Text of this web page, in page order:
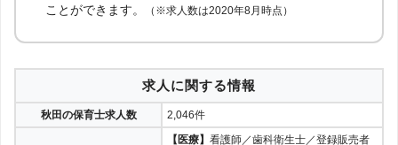
ユメックスネット 11件
21 マイナビ保育士 4件
ことができます。
（※求人数は2020年8月時点）
求人に関する情報
秋田の保育士求人数 2,046件
【医療】 看護師／歯科衛生士／登録販売者